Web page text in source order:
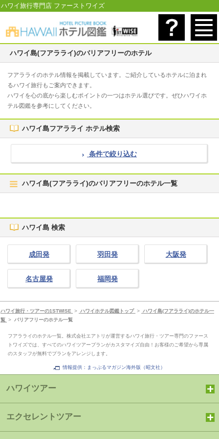
ハワイ旅行専門店 ファーストワイズ
ハワイ島(フアラライ)のバリアフリーのホテル
フアラライのホテル情報を掲載しています。ご紹介しているホテルに泊まれ
るハワイ旅行もご案内できます。
ハワイを心の底から楽しむポイントの一つはホテル選びです。ぜひハワイホ
テル図鑑を参考にしてください。
ハワイ島フアラライ ホテル検索
条件で絞り込む
ハワイ島(フアラライ)のバリアフリーのホテル一覧
ハワイ島 検索
成田発 羽田発 大阪発
名古屋発 福岡発
ハワイ旅行・ツアーの1STWISE > ハワイホテル図鑑トップ > ハワイ島(フアラライ)のホテル一
覧 >バリアフリーのホテル一覧
フアラライのホテル一覧。株式会社エアトリが運営するハワイ旅行・ツアー専門のファース
トワイズでは、すべてのハワイツアープランがカスタマイズ自由！お客様のご希望から専属
のスタッフが無料でプランをアレンジします。
情報提供：まっぷるマガジン海外版（昭文社）
ハワイツアー
エクセレントツアー